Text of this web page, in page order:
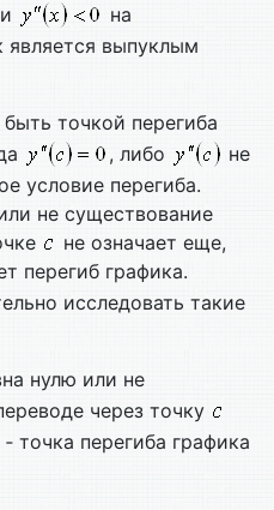
на
является выпуклым
точкой перегиба
, либо
не
условие перегиба.
не существование
не означает еще,
перегиб графика.
исследовать такие
нулю или не
через точку
‑ точка перегиба графика